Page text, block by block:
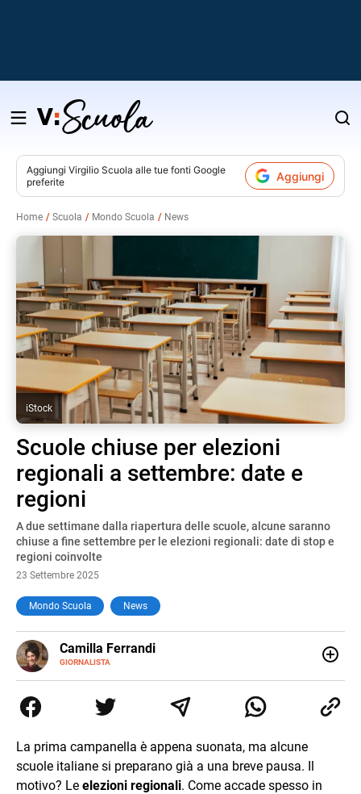
Salta
contenuto
Aggiungi Virgilio Scuola alle tue fonti Google
preferite
Aggiungi
Home Scuola Mondo Scuola News
iStock
Scuole chiuse per elezioni
regionali a settembre: date e
regioni
A due settimane dalla riapertura delle scuole, alcune saranno
chiuse a fine settembre per le elezioni regionali: date di stop e
regioni coinvolte
23 Settembre 2025
Mondo Scuola News
Camilla Ferrandi
GIORNALISTA
E-
MAIL
LINKEDIN
di trasformare la passione per la scrittura in un lavoro, e
da lì non mi sono più fermata. L’attualità è il mio pane
mente.
La prima campanella è appena suonata, ma alcune
scuole italiane si preparano già a una breve pausa. Il
motivo? Le elezioni regionali. Come accade spesso in